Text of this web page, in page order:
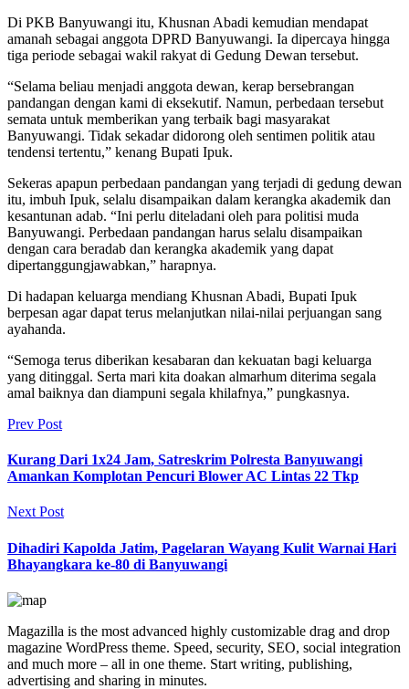
Di PKB Banyuwangi itu, Khusnan Abadi kemudian mendapat
amanah sebagai anggota DPRD Banyuwangi. Ia dipercaya hingga
tiga periode sebagai wakil rakyat di Gedung Dewan tersebut.
“Selama beliau menjadi anggota dewan, kerap bersebrangan
pandangan dengan kami di eksekutif. Namun, perbedaan tersebut
semata untuk memberikan yang terbaik bagi masyarakat
Banyuwangi. Tidak sekadar didorong oleh sentimen politik atau
tendensi tertentu,” kenang Bupati Ipuk.
Sekeras apapun perbedaan pandangan yang terjadi di gedung dewan
itu, imbuh Ipuk, selalu disampaikan dalam kerangka akademik dan
kesantunan adab. “Ini perlu diteladani oleh para politisi muda
Banyuwangi. Perbedaan pandangan harus selalu disampaikan
dengan cara beradab dan kerangka akademik yang dapat
dipertanggungjawabkan,” harapnya.
Di hadapan keluarga mendiang Khusnan Abadi, Bupati Ipuk
berpesan agar dapat terus melanjutkan nilai-nilai perjuangan sang
ayahanda.
“Semoga terus diberikan kesabaran dan kekuatan bagi keluarga
yang ditinggal. Serta mari kita doakan almarhum diterima segala
amal baiknya dan diampuni segala khilafnya,” pungkasnya.
Prev Post
Kurang Dari 1x24 Jam, Satreskrim Polresta Banyuwangi
Amankan Komplotan Pencuri Blower AC Lintas 22 Tkp
Next Post
Dihadiri Kapolda Jatim, Pagelaran Wayang Kulit Warnai Hari
Bhayangkara ke-80 di Banyuwangi
Magazilla is the most advanced highly customizable drag and drop
magazine WordPress theme. Speed, security, SEO, social integration
and much more – all in one theme. Start writing, publishing,
advertising and sharing in minutes.